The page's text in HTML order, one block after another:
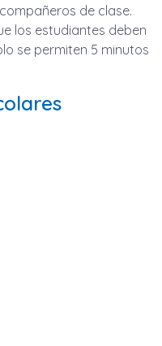
de clase.
los estudiantes deben
se permiten 5 minutos